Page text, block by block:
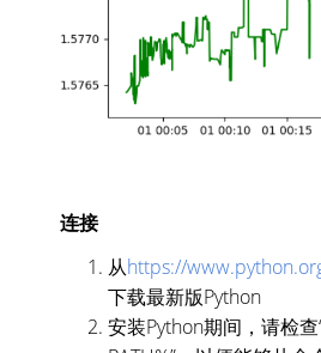
连接
从https://
下载最新版Python
安装Python期间，请检